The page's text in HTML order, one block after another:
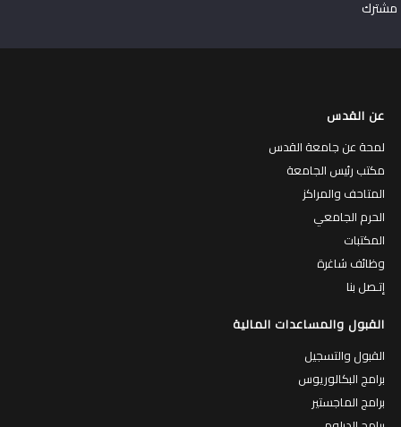
مشترك
عن القدس
لمحة عن جامعة القدس
مكتب رئيس الجامعة
المتاحف والمراكز
الحرم الجامعي
المكتبات
وظائف شاغرة
إتـصل بنا
القبول والمساعدات المالية
القبول والتسجيل
برامج البكالوريوس
برامج الماجستير